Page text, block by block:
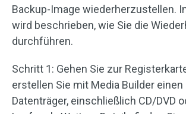
Backup-Image wiederherzustellen.
wird beschrieben, wie Sie die
durchführen.
Schritt 1: Gehen Sie zur
erstellen Sie mit Media Builder
Datenträger, einschließlich CD/DVD